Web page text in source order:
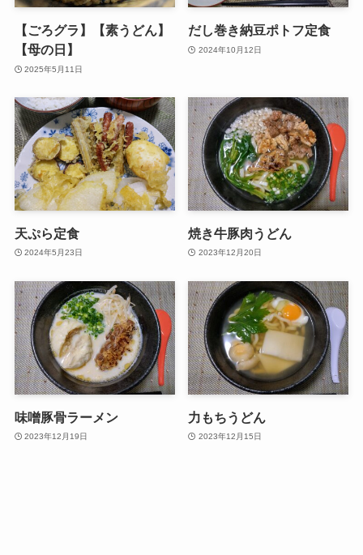
【ごろグラ】【素うどん】
【母の日】
2025年5月11日
だし巻き納豆ポトフ定食
2024年10月12日
天ぷら定食
2024年5月23日
焼き牛豚肉うどん
2023年12月20日
味噌豚骨ラーメン
2023年12月19日
力もちうどん
2023年12月15日